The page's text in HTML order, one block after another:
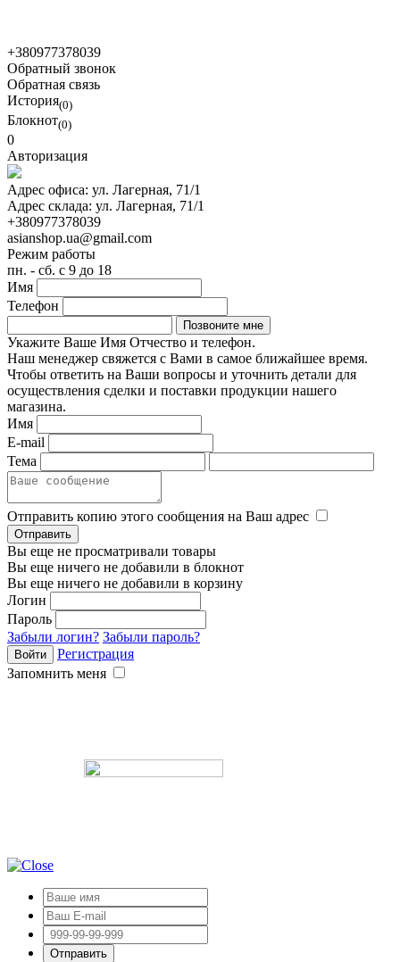
+380977378039
Обратный звонок
Обратная связь
История(0)
Блокнот(0)
0
Авторизация
Адрес офиса: ул. Лагерная, 71/1
Адрес склада: ул. Лагерная, 71/1
+380977378039
asianshop.ua@gmail.com
Режим работы
пн. - сб. с 9 до 18
Имя
Телефон
Укажите Ваше Имя Отчество и телефон.
Наш менеджер свяжется с Вами в самое ближайшее время.
Чтобы ответить на Ваши вопросы и уточнить детали для
осуществления сделки и поставки продукции нашего
магазина.
Имя
E-mail
Тема
Отправить копию этого сообщения на Ваш адрес
Вы еще не просматривали товары
Вы еще ничего не добавили в блокнот
Вы еще ничего не добавили в корзину
Логин
Пароль
Забыли логин? Забыли пароль?
Регистрация
Запомнить меня